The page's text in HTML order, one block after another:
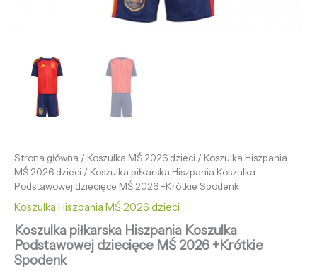
Strona główna / Koszulka MŚ 2026 dzieci / Koszulka Hiszpania
MŚ 2026 dzieci / Koszulka piłkarska Hiszpania Koszulka
Podstawowej dziecięce MŚ 2026 +Krótkie Spodenk
Koszulka Hiszpania MŚ 2026 dzieci
Koszulka piłkarska Hiszpania Koszulka
Podstawowej dziecięce MŚ 2026 +Krótkie
Spodenk